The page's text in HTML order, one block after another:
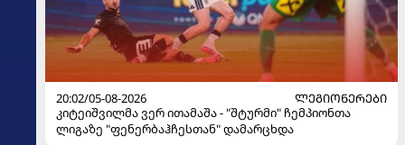
20:02/05-08-2026
ᲚᲔᲒᲘᲝᲜᲔᲠᲔᲑᲘ
კიტეიშვილმა ვერ ითამაშა - "შტურმი" ჩემპიონთა
ლიგაზე "ფენერბაჰჩესთან" დამარცხდა